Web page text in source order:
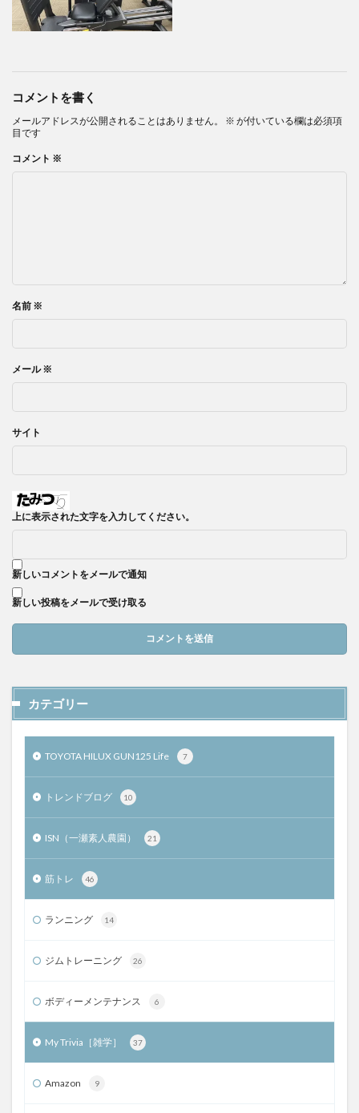
コメントを書く
メールアドレスが公開されることはありません。 ※ が付いている欄は必須項
目です
コメント ※
名前 ※
メール※
サイト
上に表示された文字を入力してください。
新しいコメントをメールで通知
新しい投稿をメールで受け取る
カテゴリー
TOYOTA HILUX GUN125 Life 7
トレンドブログ 10
ISN（一瀬素人農園） 21
筋トレ 46
ランニング 14
ジムトレーニング 26
ボディーメンテナンス 6
My Trivia［雑学］ 37
Amazon 9